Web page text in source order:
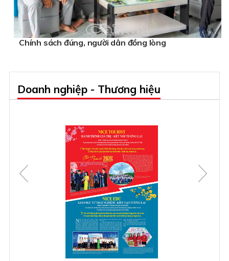
Chính sách đúng, người dân đồng lòng
Doanh nghiệp - Thương hiệu